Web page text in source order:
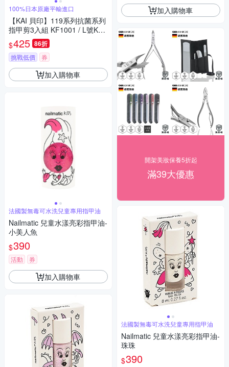
100%日本原廠平輸進口
【KAI 貝印】119系列抗菌系列
指甲剪3入組 KF1001 / L號KF1
002(任選)-日本境內版
$425 86折
挑戰低價 券
加入購物車
法國製無毒可水洗兒童專用指甲油
Nailmatic 兒童水漾亮彩指甲油-
小美人魚
$390
活動 券
加入購物車
加入購物車
開架美妝保養5折起
滿39大優惠
法國製無毒可水洗兒童專用指甲油
Nailmatic 兒童水漾亮彩指甲油-
珠珠
$390